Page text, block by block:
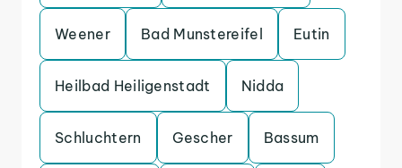
Weener Bad Munstereifel Eutin
Heilbad Heiligenstadt Nidda
Schluchtern Gescher Bassum